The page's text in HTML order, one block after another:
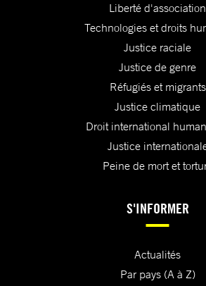
Liberté d'association
Technologies et droits
Justice raciale
Justice de genre
Réfugiés et migrants
Justice climatique
Droit international
Justice
Peine de mort et
S'INFORMER
Actualités
Par pays (A à Z)